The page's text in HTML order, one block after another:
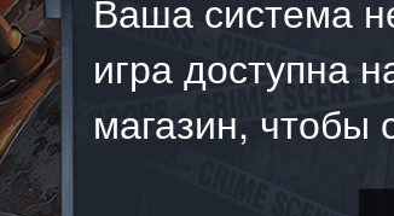
Ваша система
игра доступна
магазин, чтобы